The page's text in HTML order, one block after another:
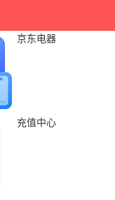
京东电器
充值中心